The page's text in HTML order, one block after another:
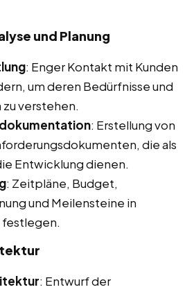
und Planung
: Enger Kontakt mit Kunden
um deren Bedürfnisse und
verstehen.
: Erstellung von
die als
Entwicklung dienen.
: Zeitpläne, Budget,
und Meilensteine in
festlegen.
: Entwurf der